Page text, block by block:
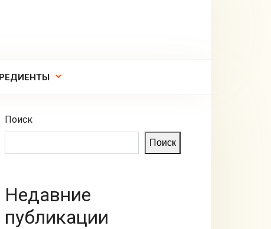
Поиск
Поиск
Недавние
публикации